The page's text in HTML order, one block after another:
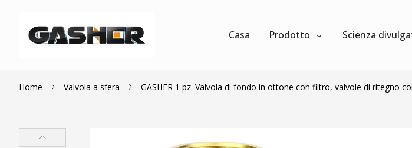
Casa Prodotto Scienza
Home Valvola a sfera GASHER 1 pz. Valvola di fondo in ottone con filtro, valvole di ritegno